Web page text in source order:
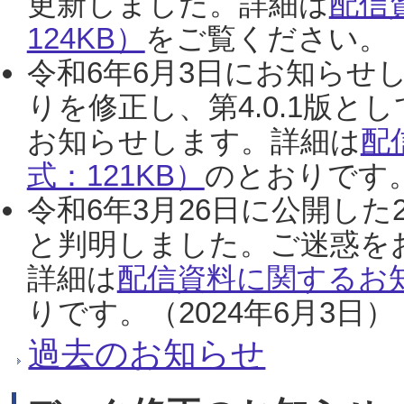
124KB） をご覧ください。
令和6年6月3日にお知らせ
りを修正し、第4.0.1版と
お知らせします。詳細は配
式：121KB） のとおりです
令和6年3月26日に公開し
と判明しました。ご迷惑
詳細は配信資料に関するお
りです。（2024年6月3日）
過去のお知らせ